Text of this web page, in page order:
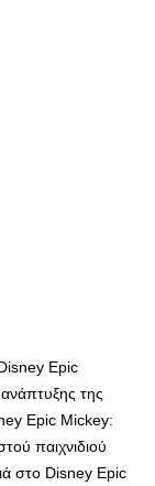
Epic
της
Epic Mickey:
παιχνιδιού
στο Disney Epic